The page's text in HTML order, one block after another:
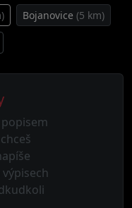
Bojanovice (5 km)
výpisech